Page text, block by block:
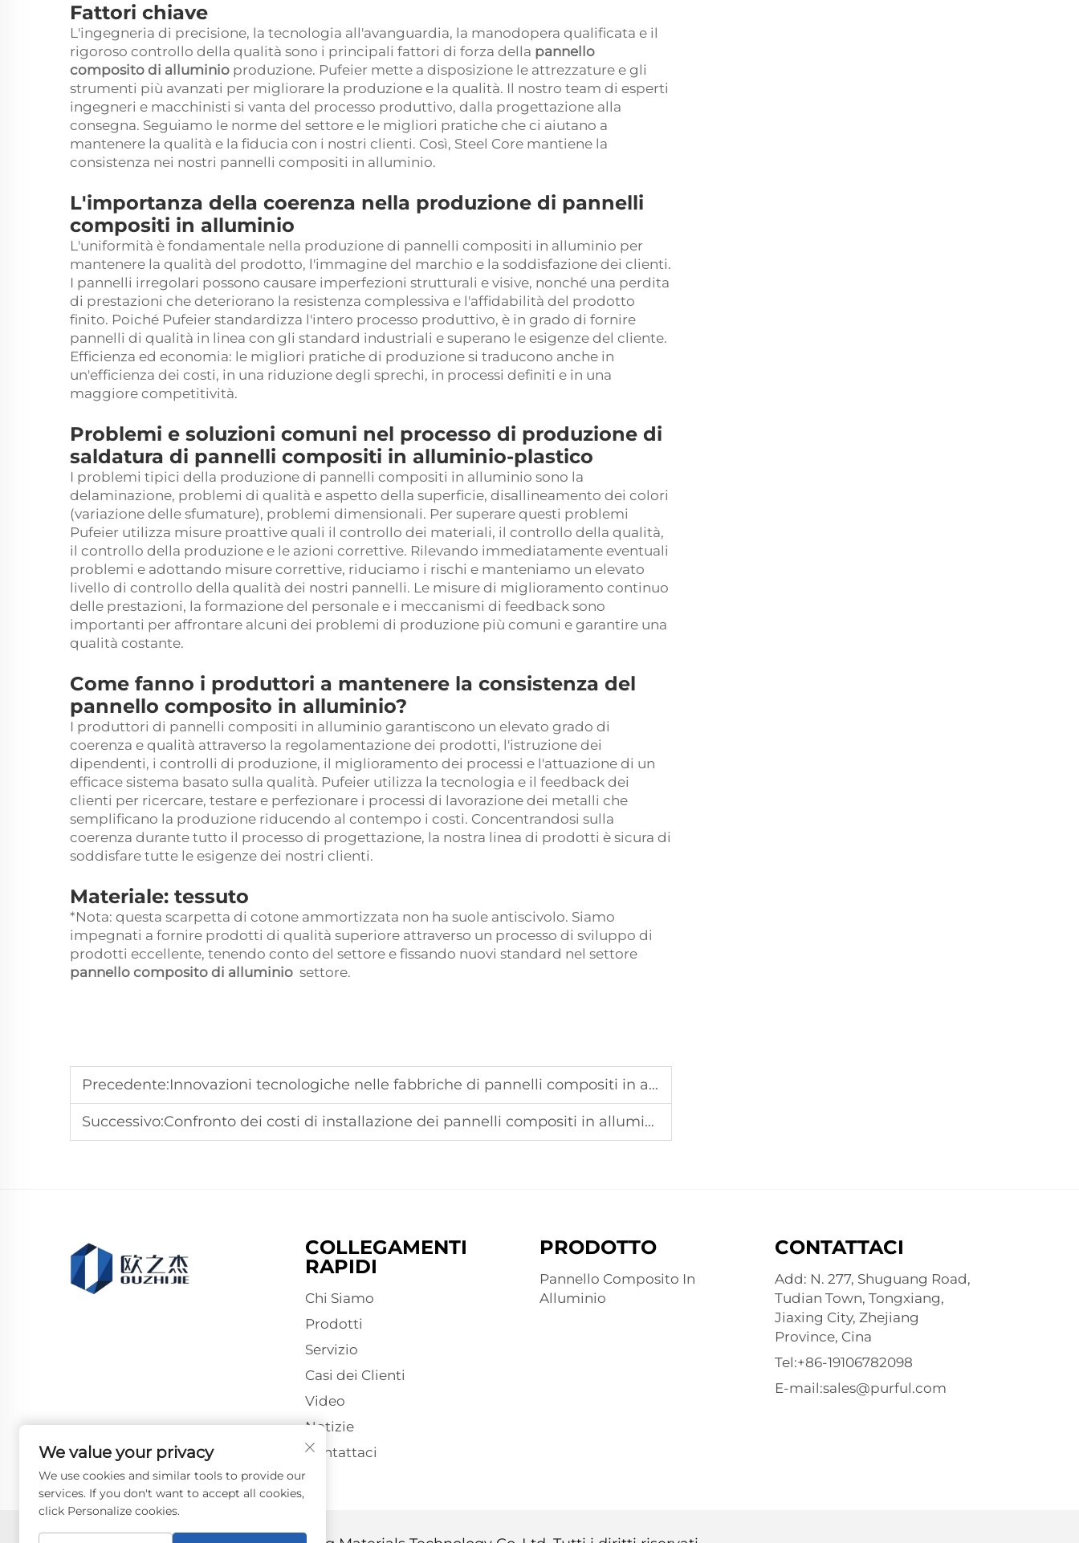
Fattori chiave
L'ingegneria di precisione, la tecnologia all'avanguardia, la manodopera qualificata e il
rigoroso controllo della qualità sono i principali fattori di forza della pannello
composito di alluminio produzione. Pufeier mette a disposizione le attrezzature e gli
strumenti più avanzati per migliorare la produzione e la qualità. Il nostro team di esperti
ingegneri e macchinisti si vanta del processo produttivo, dalla progettazione alla
consegna. Seguiamo le norme del settore e le migliori pratiche che ci aiutano a
mantenere la qualità e la fiducia con i nostri clienti. Così, Steel Core mantiene la
consistenza nei nostri pannelli compositi in alluminio.
L'importanza della coerenza nella produzione di pannelli
compositi in alluminio
L'uniformità è fondamentale nella produzione di pannelli compositi in alluminio per
mantenere la qualità del prodotto, l'immagine del marchio e la soddisfazione dei clienti.
I pannelli irregolari possono causare imperfezioni strutturali e visive, nonché una perdita
di prestazioni che deteriorano la resistenza complessiva e l'affidabilità del prodotto
finito. Poiché Pufeier standardizza l'intero processo produttivo, è in grado di fornire
pannelli di qualità in linea con gli standard industriali e superano le esigenze del cliente.
Efficienza ed economia: le migliori pratiche di produzione si traducono anche in
un'efficienza dei costi, in una riduzione degli sprechi, in processi definiti e in una
maggiore competitività.
Problemi e soluzioni comuni nel processo di produzione di
saldatura di pannelli compositi in alluminio-plastico
I problemi tipici della produzione di pannelli compositi in alluminio sono la
delaminazione, problemi di qualità e aspetto della superficie, disallineamento dei colori
(variazione delle sfumature), problemi dimensionali. Per superare questi problemi
Pufeier utilizza misure proattive quali il controllo dei materiali, il controllo della qualità,
il controllo della produzione e le azioni correttive. Rilevando immediatamente eventuali
problemi e adottando misure correttive, riduciamo i rischi e manteniamo un elevato
livello di controllo della qualità dei nostri pannelli. Le misure di miglioramento continuo
delle prestazioni, la formazione del personale e i meccanismi di feedback sono
importanti per affrontare alcuni dei problemi di produzione più comuni e garantire una
qualità costante.
Come fanno i produttori a mantenere la consistenza del
pannello composito in alluminio?
I produttori di pannelli compositi in alluminio garantiscono un elevato grado di
coerenza e qualità attraverso la regolamentazione dei prodotti, l'istruzione dei
dipendenti, i controlli di produzione, il miglioramento dei processi e l'attuazione di un
efficace sistema basato sulla qualità. Pufeier utilizza la tecnologia e il feedback dei
clienti per ricercare, testare e perfezionare i processi di lavorazione dei metalli che
semplificano la produzione riducendo al contempo i costi. Concentrandosi sulla
coerenza durante tutto il processo di progettazione, la nostra linea di prodotti è sicura di
soddisfare tutte le esigenze dei nostri clienti.
Materiale: tessuto
*Nota: questa scarpetta di cotone ammortizzata non ha suole antiscivolo. Siamo
impegnati a fornire prodotti di qualità superiore attraverso un processo di sviluppo di
prodotti eccellente, tenendo conto del settore e fissando nuovi standard nel settore
pannello composito di alluminio settore.
Precedente:Innovazioni tecnologiche nelle fabbriche di pannelli compositi in alluminio
Successivo:Confronto dei costi di installazione dei pannelli compositi in alluminio da 4 mm e di spessore superiore
COLLEGAMENTI
RAPIDI
Chi Siamo
Prodotti
Servizio
Casi dei Clienti
Video
Notizie
Contattaci
PRODOTTO
Pannello Composito In
Alluminio
CONTATTACI
Add: N. 277, Shuguang Road,
Tudian Town, Tongxiang,
Jiaxing City, Zhejiang
Province, Cina
Tel:+86-19106782098
E-mail:sales@purful.com
We value your privacy
We use cookies and similar tools to provide our
services. If you don't want to accept all cookies,
click Personalize cookies.